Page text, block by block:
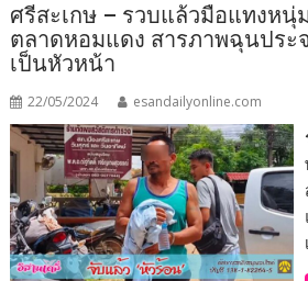
ศรีสะเกษ – รวบแล้วมือแทงหนุ่
ตลาดหอมแดง สารภาพฉุนประ
เป็นหัวหน้า
22/05/2024 esandailyonline.com